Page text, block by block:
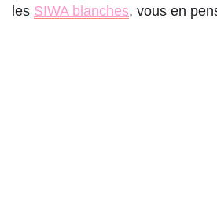
les SIWA blanches, vous en